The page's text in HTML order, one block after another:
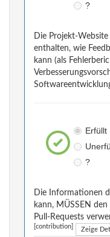
?
Die Projekt-
enthalten, wie
kann (als
Erfüllt
?
Die Informationen
kann, MÜSSEN
Pull-Requests
[contribution] Zeige